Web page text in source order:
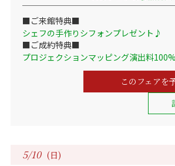
■ご来館特典■
シェフの手作りシフォンプレゼント♪
■ご成約特典■
プロジェクションマッピング演出料
このフェアを
5/10 (日)